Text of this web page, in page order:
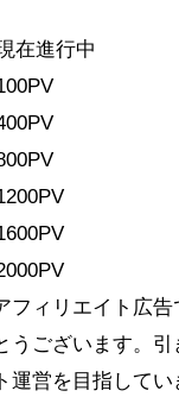
在進行中
ィリエイト広告
うございます。引
運営を目指してい